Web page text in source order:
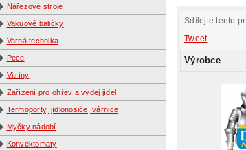
Nářezové stroje
Vakuové baličky
Varná technika
Pece
Vitríny
Zařízení pro ohřev a výdej jídel
Termoporty, jídlonosiče, várnice
Myčky nádobí
Konvektomaty
Sdílejte tento
Tweet
Výrobce